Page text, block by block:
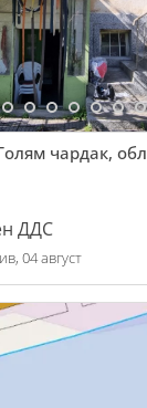
чардак,
ДДС
04 август